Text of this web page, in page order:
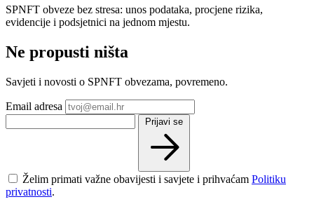
SPNFT obveze bez stresa: unos podataka, procjene rizika,
evidencije i podsjetnici na jednom mjestu.
Ne propusti ništa
Savjeti i novosti o SPNFT obvezama, povremeno.
Email adresa
Želim primati važne obavijesti i savjete i prihvaćam Politiku
privatnosti.